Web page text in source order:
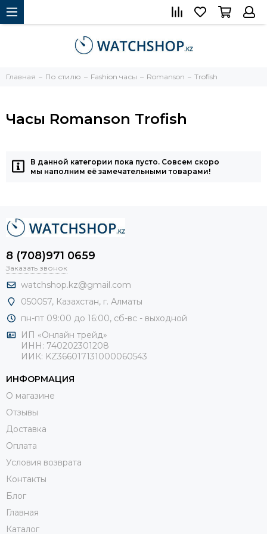
Главная По стилю Fashion часы Romanson Trofish
Часы Romanson Trofish
В данной категории пока пусто. Совсем скоро
мы наполним её замечательными товарами!
8 (708)971 0659
Заказать звонок
watchshop.kz@gmail.com
050057, Казахстан, г. Алматы
пн-пт 09:00 до 16:00, сб-вс - выходной
ИП «Онлайн трейд»
ИНН: 740202301208
ИИК: KZ366017131000060543
ИНФОРМАЦИЯ
О магазине
Отзывы
Доставка
Оплата
Условия возврата
Контакты
Блог
Главная
Каталог